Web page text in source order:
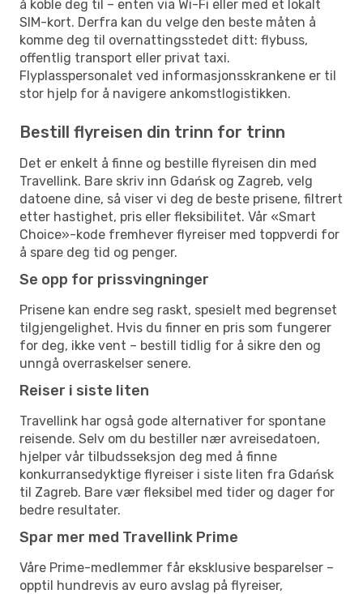
å koble deg til – enten via Wi-Fi eller med et lokalt
SIM-kort. Derfra kan du velge den beste måten å
komme deg til overnattingsstedet ditt: flybuss,
offentlig transport eller privat taxi.
Flyplasspersonalet ved informasjonsskrankene er til
stor hjelp for å navigere ankomstlogistikken.
Bestill flyreisen din trinn for trinn
Det er enkelt å finne og bestille flyreisen din med
Travellink. Bare skriv inn Gdańsk og Zagreb, velg
datoene dine, så viser vi deg de beste prisene, filtrert
etter hastighet, pris eller fleksibilitet. Vår «Smart
Choice»-kode fremhever flyreiser med toppverdi for
å spare deg tid og penger.
Se opp for prissvingninger
Prisene kan endre seg raskt, spesielt med begrenset
tilgjengelighet. Hvis du finner en pris som fungerer
for deg, ikke vent – bestill tidlig for å sikre den og
unngå overraskelser senere.
Reiser i siste liten
Travellink har også gode alternativer for spontane
reisende. Selv om du bestiller nær avreisedatoen,
hjelper vår tilbudsseksjon deg med å finne
konkurransedyktige flyreiser i siste liten fra Gdańsk
til Zagreb. Bare vær fleksibel med tider og dager for
bedre resultater.
Spar mer med Travellink Prime
Våre Prime-medlemmer får eksklusive besparelser –
opptil hundrevis av euro avslag på flyreiser,